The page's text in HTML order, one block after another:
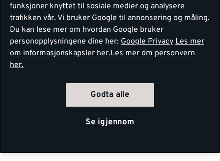
funksjoner knyttet til sosiale medier og analysere
trafikken vår. Vi bruker Google til annonsering og måling.
Du kan lese mer om hvordan Google bruker
personopplysningene dine her: Google Privacy Les mer
om informasjonskapsler her.Les mer om personvern
her.
Godta alle
Se igjennom